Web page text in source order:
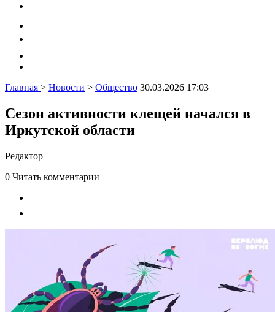
Главная > Новости > Общество 30.03.2026 17:03
Сезон активности клещей начался в
Иркутской области
Редактор
0 Читать комментарии